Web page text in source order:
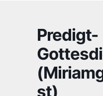
Predigt-
st)